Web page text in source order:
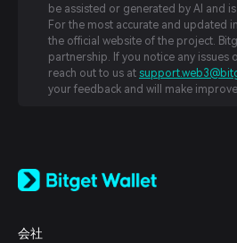
be assisted or generated by AI and
For the most accurate and updated
the official website of the project.
partnership. If you notice any issues
reach out to us at
your feedback and will make
日本語
Español (Latinoamérica)
会社